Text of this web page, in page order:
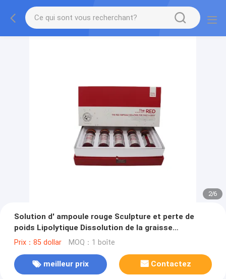
2/6
Solution d' ampoule rouge Sculpture et perte de
poids Lipolytique Dissolution de la graisse
corporelle
Prix：85 dollar MOQ：1 boîte
meilleur prix Contactez